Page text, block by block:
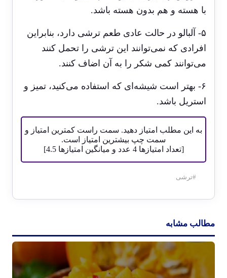
با هسته و هم بدون هسته باشد.
۵- آلبالو در حالت عادی طعم ترشی دارد، بنابراین
افرادی که نمی‌توانند این ترشی را تحمل کنند
می‌توانند کمی شکر را به آن اضاف کنند.
۶- بهتر است شیشه‌ای که استفاده می‌کنید، تمیز و
استریل باشد.
به این مطلب امتیاز دهید. سمت راست کمترین امتیاز و
سمت چپ بیشترین امتیاز است.
[تعداد امتیازها4 عدد و میانگین امتیازها4.5
]
#ترشی
مطالب مشابه